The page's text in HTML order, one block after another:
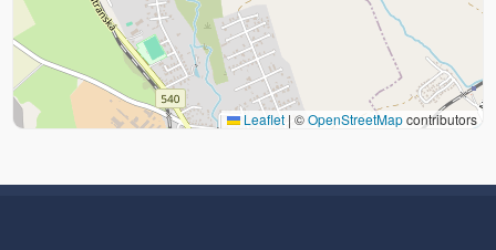
Leaflet | ©OpenStreetMapcontributors